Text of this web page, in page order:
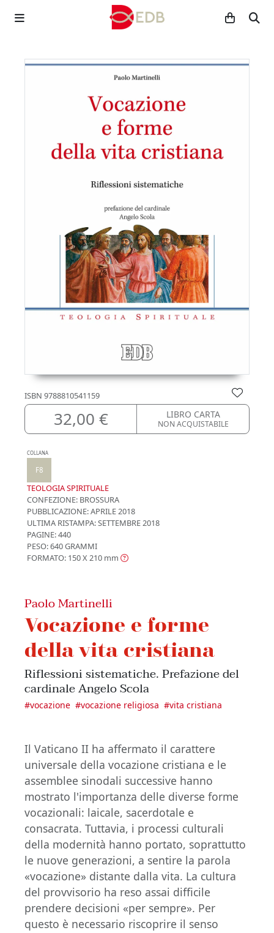
ISBN 9788810541159
32,00 € LIBRO CARTA
NON ACQUISTABILE
COLLANA
F8
TEOLOGIA SPIRITUALE
CONFEZIONE: BROSSURA
PUBBLICAZIONE:APRILE 2018
ULTIMA RISTAMPA:SETTEMBRE 2018
PAGINE: 440
PESO: 640 GRAMMI
FORMATO: 150 X 210 mm
Paolo Martinelli
Vocazione e forme
della vita cristiana
Riflessioni sistematiche. Prefazione del
cardinale Angelo Scola
#vocazione #vocazione religiosa #vita cristiana
Il Vaticano II ha affermato il carattere
universale della vocazione cristiana e le
assemblee sinodali successive hanno
mostrato l'importanza delle diverse forme
vocazionali: laicale, sacerdotale e
consacrata. Tuttavia, i processi culturali
della modernità hanno portato, soprattutto
le nuove generazioni, a sentire la parola
«vocazione» distante dalla vita. La cultura
del provvisorio ha reso assai difficile
prendere decisioni «per sempre». Per
questo è necessario riscoprire il senso